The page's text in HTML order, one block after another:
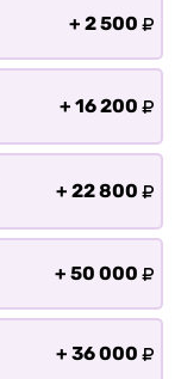
+ 2 500
+ 16 200
+ 22 800
+ 50 000
+ 36 000